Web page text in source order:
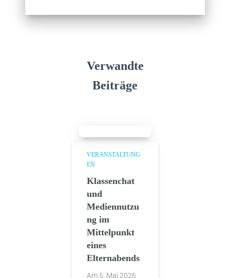
Verwandte
Beiträge
VERANSTALTUNG
EN
Klassenchat
und
Mediennutzu
ng im
Mittelpunkt
eines
Elternabends
Am 5. Mai 2026